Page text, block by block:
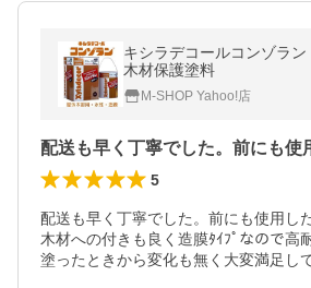
キシラデコールコンゾ
木材保護塗料
M-SHOP Yahoo!店
5
配送も早く丁寧でした。前にも使用し
木材への付きも良く造膜ﾀｲﾌﾟなので高
塗ったときから変化も無く大変満足し